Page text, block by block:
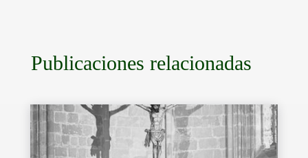
Publicaciones relacionadas